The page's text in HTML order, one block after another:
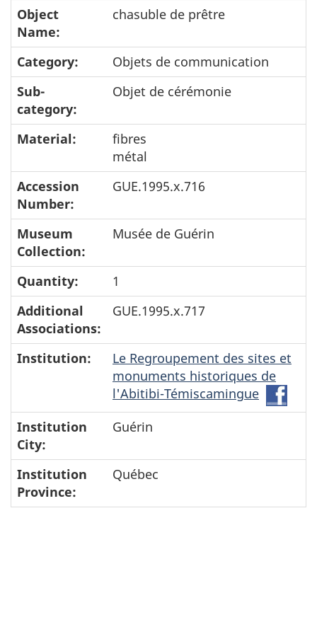
Object
Name:
chasuble de prêtre
Category:
Objets de communication
Sub-
category:
Objet de cérémonie
Material:
fibres
métal
Accession
Number:
GUE.1995.x.716
Museum
Collection:
Musée de Guérin
Quantity:
1
Additional
Associations:
GUE.1995.x.717
Institution:
Le Regroupement des sites et
monuments historiques de
l'Abitibi-Témiscamingue
Le
sites
Institution
City:
Guérin
Institution
Province:
Québec